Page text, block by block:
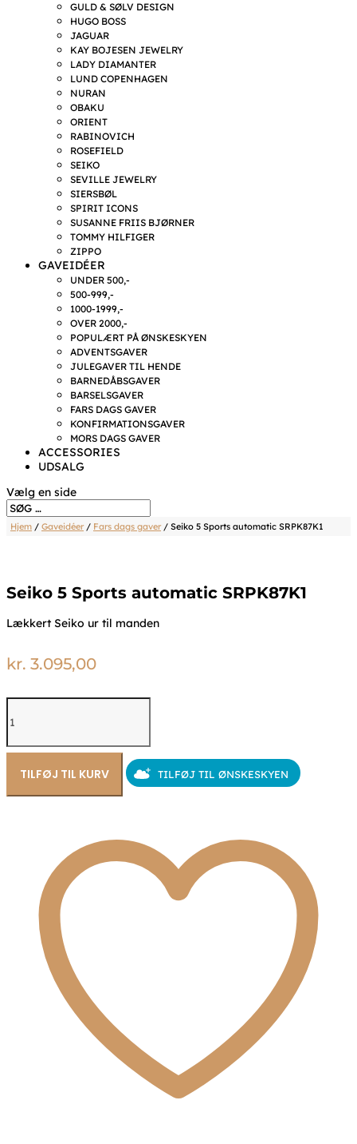
GULD & SØLV DESIGN
HUGO BOSS
JAGUAR
KAY BOJESEN JEWELRY
LADY DIAMANTER
LUND COPENHAGEN
NURAN
OBAKU
ORIENT
RABINOVICH
ROSEFIELD
SEIKO
SEVILLE JEWELRY
SIERSBØL
SPIRIT ICONS
SUSANNE FRIIS BJØRNER
TOMMY HILFIGER
ZIPPO
GAVEIDÉER
UNDER 500,-
500-999,-
1000-1999,-
OVER 2000,-
POPULÆRT PÅ ØNSKESKYEN
ADVENTSGAVER
JULEGAVER TIL HENDE
BARNEDÅBSGAVER
BARSELSGAVER
FARS DAGS GAVER
KONFIRMATIONSGAVER
MORS DAGS GAVER
ACCESSORIES
UDSALG
Vælg en side
Hjem / Gaveidéer/ Fars dags gaver/ Seiko 5 Sports automatic SRPK87K1
Seiko 5 Sports automatic SRPK87K1
Lækkert Seiko ur til manden
kr. 3.095,00
5
automatic
antal
TILFØJ TIL KURV TILFØJ TIL ØNSKESKYEN